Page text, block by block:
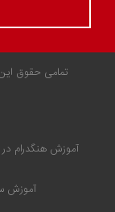
تمامی حقوق
آموزش هنگدرام
آموزش